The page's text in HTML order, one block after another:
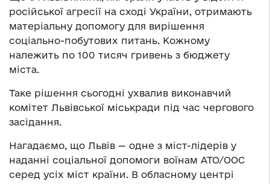
російської агресії на сході України, отримають
матеріальну допомогу для вирішення
соціально-побутових питань. Кожному
належить по 100 тисяч гривень з бюджету
міста.
Таке рішення сьогодні ухвалив виконавчий
комітет Львівської міськради під час чергового
засідання.
Нагадаємо, що Львів — одне з міст-лідерів у
наданні соціальної допомоги воїнам АТО/ООС
серед усіх міст країни. В обласному центрі